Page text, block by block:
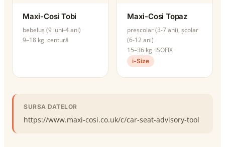
Maxi-Cosi Tobi
bebeluș (9 luni-4 ani)
9–18 kg centură
Maxi-Cosi Topaz
preșcolar (3-7 ani), școlar
(6-12 ani)
15–36 kg ISOFIX
i-Size
SURSA DATELOR
https://www.maxi-cosi.co.uk/c/car-seat-advisory-tool